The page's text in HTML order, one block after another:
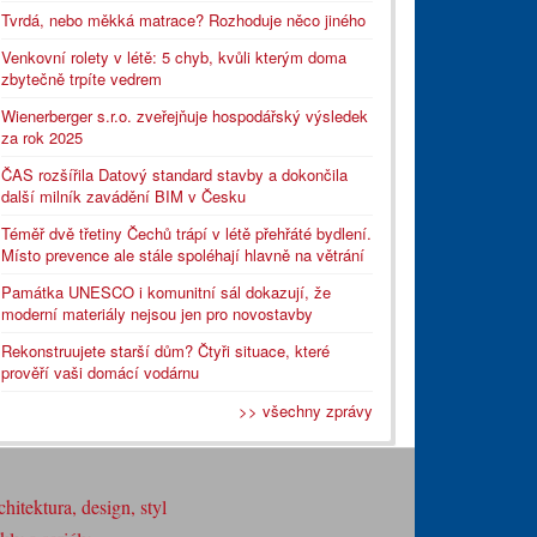
Tvrdá, nebo měkká matrace? Rozhoduje něco jiného
Venkovní rolety v létě: 5 chyb, kvůli kterým doma
zbytečně trpíte vedrem
Wienerberger s.r.o. zveřejňuje hospodářský výsledek
za rok 2025
ČAS rozšířila Datový standard stavby a dokončila
další milník zavádění BIM v Česku
Téměř dvě třetiny Čechů trápí v létě přehřáté bydlení.
Místo prevence ale stále spoléhají hlavně na větrání
Památka UNESCO i komunitní sál dokazují, že
moderní materiály nejsou jen pro novostavby
Rekonstruujete starší dům? Čtyři situace, které
prověří vaši domácí vodárnu
>> všechny zprávy
design, styl